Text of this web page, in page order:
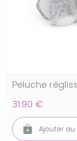
Peluche
31.90 €
Ajouter